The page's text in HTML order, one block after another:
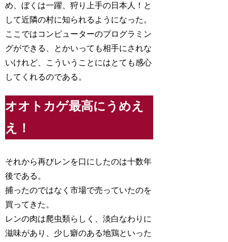
め、ぼくは一躍、狩り上手の日本人！と
して近隣の村に知られるようになった。
ここではコンピューターのプログラミン
グができる、とかいっても相手にされな
いけれど、こういうことにはとても感心
してくれるのである。
オオトカゲ最高にうめえ
え！
それから再びレンを口にしたのは十数年
後である。
捕ったのではなく市場で売っていたのを
買ってきた。
レンの肉は爬虫類らしく、淡白なわりに
滋味があり、少し癖のある地鶏といった